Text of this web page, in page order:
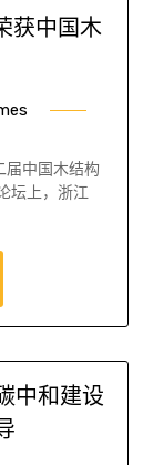
获中国木
届中国木结构
坛上，浙江
中和建设